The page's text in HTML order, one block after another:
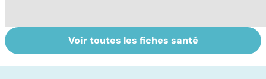
Tout savoir sur
les infections
Covid-19 : tout
savoir sur la
Voir toutes les fiches santé